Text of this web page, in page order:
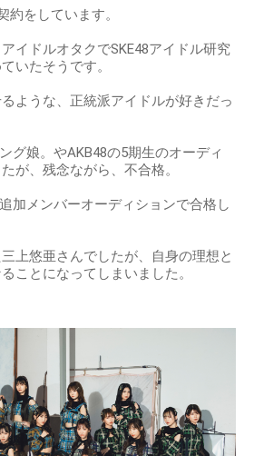
約をしています。
イドルオタクでSKE48アイドル研究
いたそうです。
ような、正統派アイドルが好きだっ
グ娘。やAKB48の5期生のオーディ
が、残念ながら、不合格。
加メンバーオーディションで合格し
上悠亜さんでしたが、自身の理想と
ことになってしまいました。